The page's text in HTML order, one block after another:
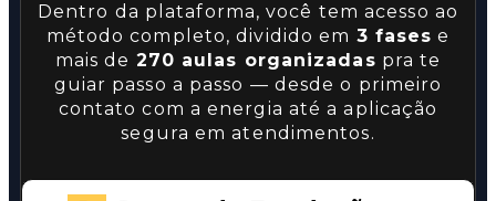
Dentro da plataforma, você tem acesso ao
método completo, dividido em 3 fases e
mais de 270 aulas organizadas pra te
guiar passo a passo — desde o primeiro
contato com a energia até a aplicação
segura em atendimentos.